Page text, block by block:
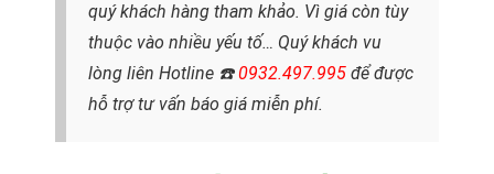
quý khách hàng tham khảo. Vì giá còn tùy
thuộc vào nhiều yếu tố… Quý khách vu
lòng liên Hotline ☎️0932.497.995 để được
hỗ trợ tư vấn báo giá miễn phí.